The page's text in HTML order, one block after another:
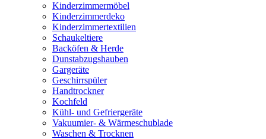
Kinderzimmermöbel
Kinderzimmerdeko
Kinderzimmertextilien
Schaukeltiere
Backöfen & Herde
Dunstabzugshauben
Gargeräte
Geschirrspüler
Handtrockner
Kochfeld
Kühl- und Gefriergeräte
Vakuumier- & Wärmeschublade
Waschen & Trocknen